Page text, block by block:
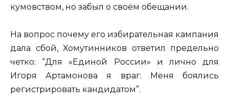
кумовством, но забыл о своём обещании.
На вопрос почему его избирательная кампания
дала сбой, Хомутинников ответил предельно
четко: “Для «Единой России» и лично для
Игоря Артамонова я враг. Меня боялись
регистрировать кандидатом”.